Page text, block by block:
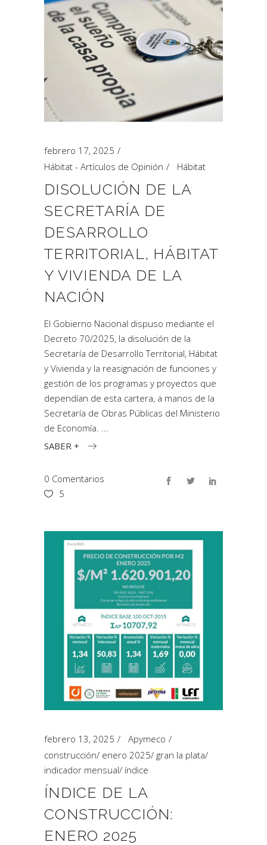
febrero 17, 2025
Hábitat - Artículos de Opinión
Hábitat
DISOLUCIÓN DE LA
SECRETARÍA DE
DESARROLLO
TERRITORIAL, HÁBITAT
Y VIVIENDA DE LA
NACIÓN
El Gobierno Nacional dispuso mediante el
Decreto 70/2025, la disolución de la
Secretaría de Desarrollo Territorial, Hábitat
y Vivienda y la reasignación de funciones y
gestión de los programas y proyectos que
dependían de esta cartera, a manos de la
Secretaría de Obras Públicas del Ministerio
de Economía.
SABER +
0 Comentarios
5
febrero 13, 2025
Apymeco
construcción/ enero 2025/ gran la plata/
indicador mensual/ índice
ÍNDICE DE LA
CONSTRUCCIÓN:
ENERO 2025